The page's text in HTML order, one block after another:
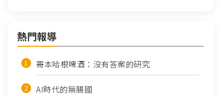
熱門報導
哥本哈根啤酒：沒有答案的研究
AI時代的無腸國